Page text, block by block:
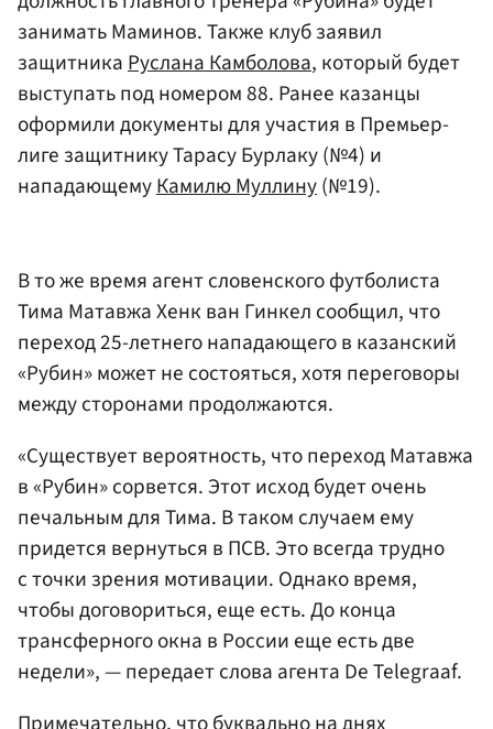
занимать Маминов. Также клуб заявил
защитникаРуслана Камболова, который будет
выступать под номером 88. Ранее казанцы
оформили документы для участия в Премьер-
лиге защитнику Тарасу Бурлаку (№4) и
нападающемуКамилю Муллину(№19).
В то же время агент словенского футболиста
Тима Матавжа Хенк ван Гинкел сообщил, что
переход 25-летнего нападающего в казанский
«Рубин» может не состояться, хотя переговоры
между сторонами продолжаются.
«Существует вероятность, что переход Матавжа
в «Рубин» сорвется. Этот исход будет очень
печальным для Тима. В таком случаем ему
придется вернуться в ПСВ. Это всегда трудно
с точки зрения мотивации. Однако время,
чтобы договориться, еще есть. До конца
трансферного окна в России еще есть две
недели», — передает слова агента De Telegraaf.